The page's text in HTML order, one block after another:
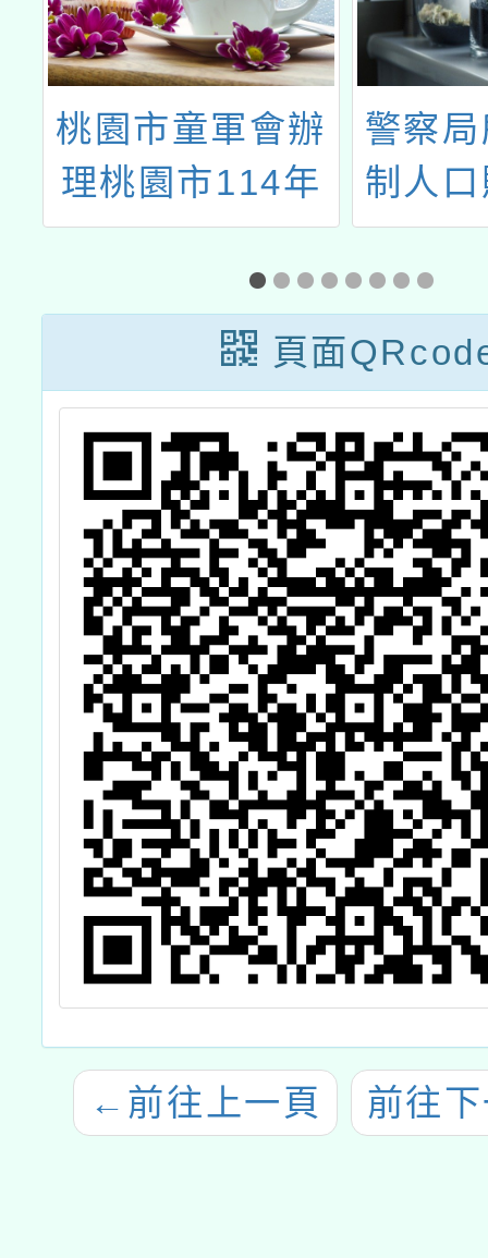
警察局所辦之防
制人口販運宣導
繪畫比賽活動延
後收件一案
轉知
廢棄
及垃
頁面
← 前往上一頁 前往